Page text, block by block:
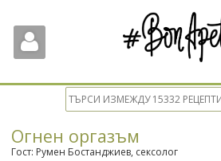
Огнен оргазъм
Гост: Румен Бостанджиев, сексолог